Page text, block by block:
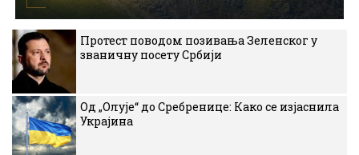
Протест поводом позивања Зеленског у
званичну посету Србији
Од „Олује“ до Сребренице: Како се изјаснила
Украјина